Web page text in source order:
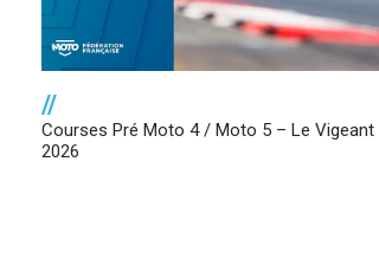
//
Courses Pré Moto 4 / Moto 5 – Le Vigeant
2026